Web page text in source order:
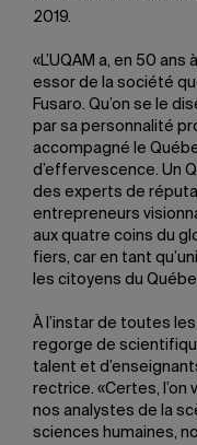
2019.
«L’UQAM a, en 50
essor de la société
Fusaro. Qu’on se le
par sa personnalité
accompagné le
d’effervescence. Un
des experts de
entrepreneurs
aux quatre coins du
fiers, car en tant
les citoyens du
À l’instar de toutes
regorge de
talent et
rectrice. «Certes,
nos analystes de la
sciences humaines,